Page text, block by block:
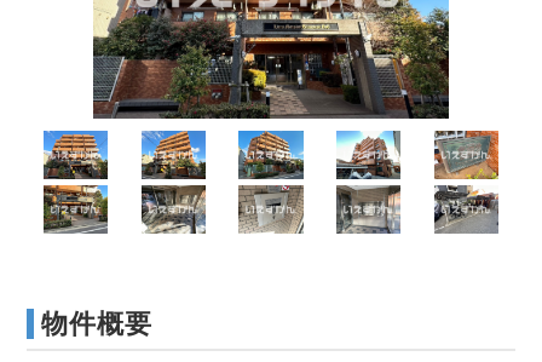
物件概要